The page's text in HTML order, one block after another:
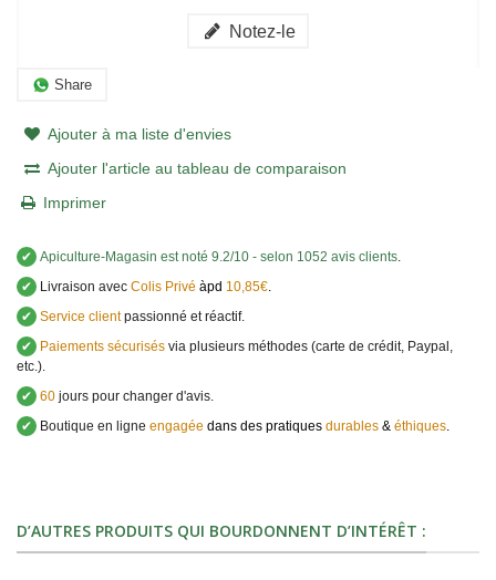
Notez-le
Share
Ajouter à ma liste d'envies
Ajouter l'article au tableau de comparaison
Imprimer
✔ Apiculture-Magasin est noté 9.2/10 - selon 1052 avis clients.
✔
Livraison avec Colis Privé àpd 10,85€.
✔ Service clientpassionné et réactif.
✔
Paiements sécurisés via plusieurs méthodes (carte de crédit, Paypal,
etc.).
✔ 60 jours pour changer d'avis.
✔
Boutique en ligne engagée dans des pratiques durables & éthiques.
D’AUTRES PRODUITS QUI BOURDONNENT D’INTÉRÊT :